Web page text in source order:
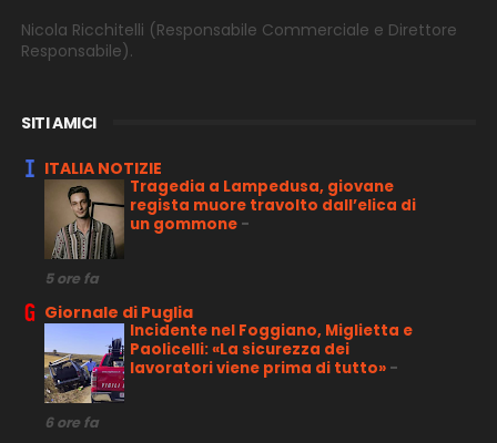
Nicola Ricchitelli (Responsabile Commerciale e Direttore
Responsabile).
SITI AMICI
ITALIA NOTIZIE
Tragedia a Lampedusa, giovane
regista muore travolto dall’elica di
un gommone -
5 ore fa
Giornale di Puglia
Incidente nel Foggiano, Miglietta e
Paolicelli: «La sicurezza dei
lavoratori viene prima di tutto» -
6 ore fa